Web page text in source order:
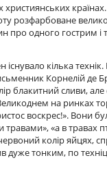
християнських
розфарбоване
про одного гострим
існувало кілька
Корнелій де
сливи, але є
на ринках
воскрес!». Вони
«а в травах
колір яйцях,
тонким, по